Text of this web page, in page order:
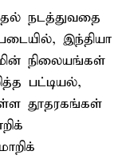
நடத்துவதை
இந்தியா
நிலையங்கள்
பட்டியல்,
தூதரகங்கள்